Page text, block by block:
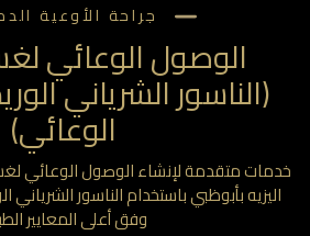
جراحة الأوعية
الوصول الوعائي
(الناسور الشرياني
الوعائي)
متقدمة لإنشاء الوصول الوعائي
بأبوظبي باستخدام الناسور الشرياني
وفق أعلى المعايير الطبية.